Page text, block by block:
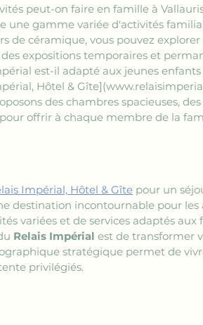
peut-on faire en famille à
une gamme variée d'activités
de céramique, vous pouvez
expositions temporaires et
est-il adapté aux jeunes enfants
Hôtel &
des chambres spacieuses,
offrir à chaque membre de la
Impérial, Hôtel & Gîte pour un
destination incontournable pour
variées et de services adaptés
Relais Impérial est de transformer
stratégique permet de
privilégiés.